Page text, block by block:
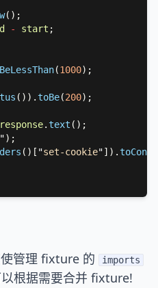
- start
(1000
()).toBe(200
response.text
()[ "set-cookie"]).
管理 fixture 的 imports
根据需要合并 fixture!